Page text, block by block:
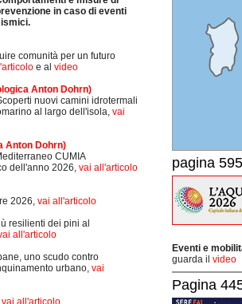
in caso di eventi
comunità per un futuro
e al video
Anton Dohrn)
nuovi camini idrotermali
al largo dell'isola, vai
Anton Dohrn)
CUMIA
dell'anno 2026, vai all'articolo
2026, vai all'articolo
resilienti dei pini al
all'articolo
uno scudo contro
urbano, vai
vai all'articolo
pagina
Eventi e
guarda il video
Pagina